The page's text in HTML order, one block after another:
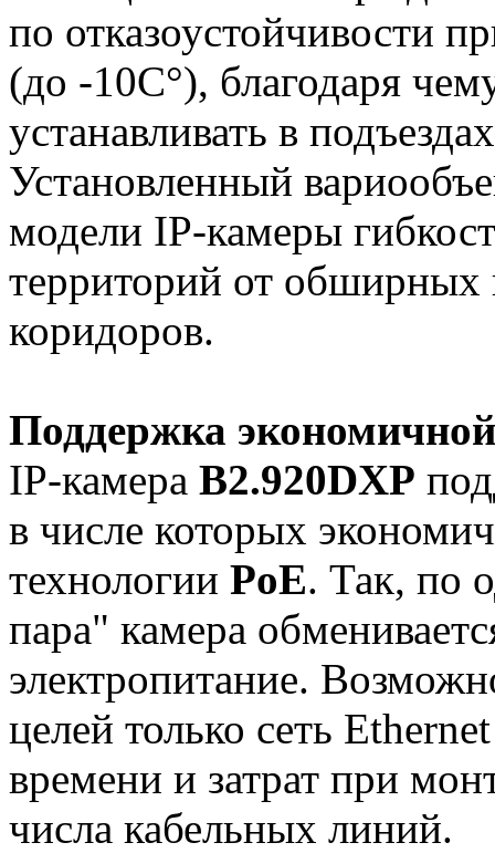
по отказоустойчивости
(до -10С°), благодаря
устанавливать в
Установленный
модели IP-камеры
территорий от
коридоров.
Поддержка
IP-камера B2.920DXP
в числе которых
технологии PoE. Так, по
пара" камера
электропитание.
целей только сеть
времени и затрат при
числа кабельных линий.